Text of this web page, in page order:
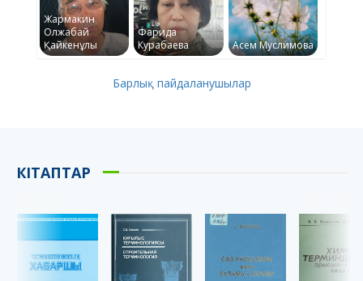
Жармакин
Олжабай
Қайкенұлы
Фарида
Курабаева
Асем Муслимова
Барлық пайдаланушылар
КІТАПТАР